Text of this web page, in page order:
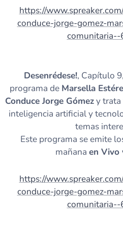
https://
conduce-jorge-gomez-
Desenrédese!, Capítulo
programa de Marsella
Conduce Jorge Gómezy
inteligencia artificial y
temas
Este programa se emite
mañana en Vivo
https://
conduce-jorge-gomez-